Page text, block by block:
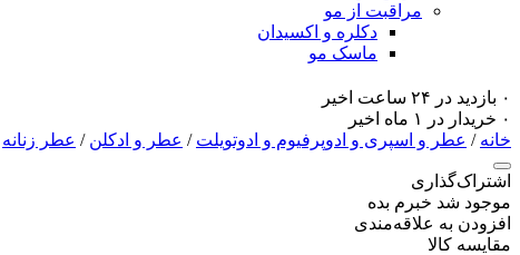
مراقبت از مو
دکلره و اکسیدان
ماسک مو
۰ بازدید در ۲۴ ساعت اخیر
۰ خریدار در ۱ ماه اخیر
خانه / عطر و اسپری و ادوپرفیوم و ادوتویلت / عطر و ادکلن / عطر زنانه
اشتراک‌گذاری
موجود شد خبرم بده
افزودن به علاقه‌مندی
مقایسه کالا